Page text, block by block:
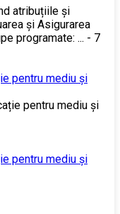
atribuțiile și
și Asigurarea
programate: ... - 7
pentru mediu și
pentru mediu și